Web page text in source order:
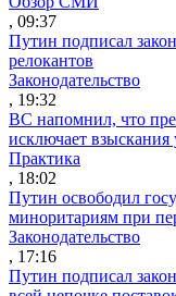
, 09:37
Путин подписал
релокантов
Законодательство
, 19:32
ВС напомнил, что
исключает взыскания
Практика
, 18:02
Путин освободил
миноритариям при
Законодательство
, 17:16
Путин подписал